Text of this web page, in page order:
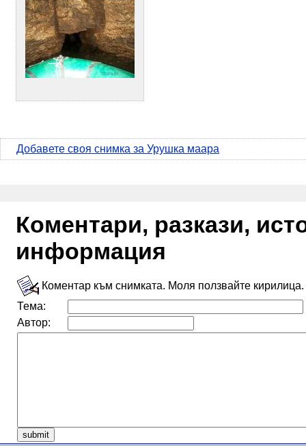
Добавете своя снимка за Урушка маара
Коментари, разкази,
информация
Коментар към снимката. Моля ползвайте кирилица.
Тема:
Автор: